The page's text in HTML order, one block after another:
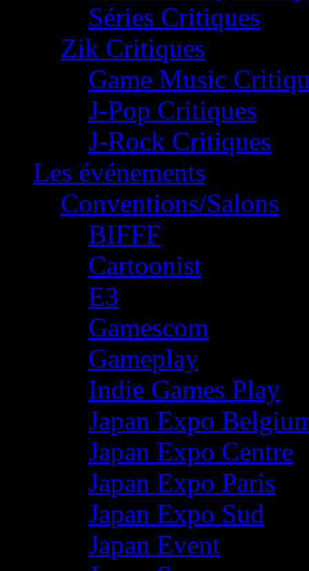
Séries Critiques
Zik Critiques
Game Music
J-Pop Critiques
J-Rock Critiques
Les événements
Conventions/Salons
BIFFF
Cartoonist
E3
Gamescom
Gameplay
Indie Games Play
Japan Expo
Japan Expo Centre
Japan Expo Paris
Japan Expo Sud
Japan Event